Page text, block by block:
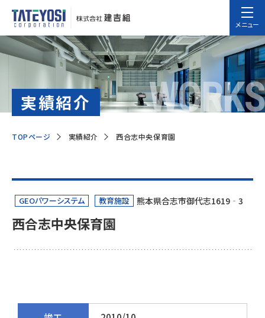
メニュー
実績紹介 WORKS
TOPページ 実績紹介 西合志中央保育園
GEOパワーシステム 教育施設 熊本県合志市御代志1619‐3
西合志中央保育園